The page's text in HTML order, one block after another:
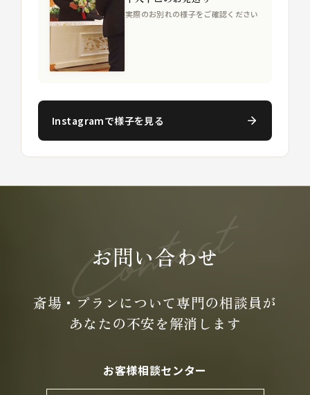
実際のお別れの様子をご確認ください
Instagramで様子を見る
お問い合わせ
斎場・プランについて専門の相談員が
あなたの不安を解消します
お客様相談センター